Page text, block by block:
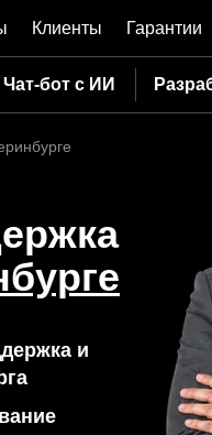
Клиенты Гарантии
Чат-бот с ИИ
и